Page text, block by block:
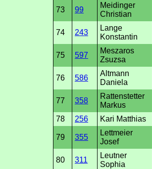
73 99
Meidinger
Christian
74 243
Lange
Konstantin
75 597
Meszaros
Zsuzsa
76 586
Altmann
Daniela
77 358
Rattenstetter
Markus
78 256 Kari Matthias
79 355
Lettmeier
Josef
80 311
Leutner
Sophia